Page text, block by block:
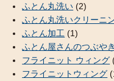
ふとん丸洗い (2)
ふとん丸洗いクリーニ
ふとん加工 (1)
ふとん屋さんのつぶやき
フライニット ウィング
フライニットウィング